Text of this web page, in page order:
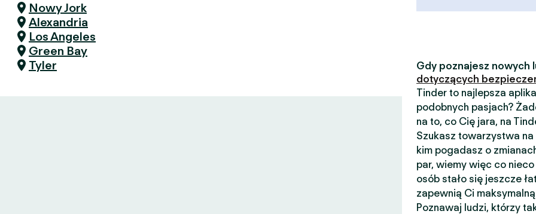
Nowy Jork
Alexandria
Los Angeles
Green Bay
Tyler
Gdy poznajesz nowych
dotyczących
Tinder to najlepsza
podobnych pasjach?
na to, co Cię jara, na
Szukasz towarzystwa
kim pogadasz o
par, wiemy więc co
osób stało się jeszcze
zapewnią Ci
Poznawaj ludzi, którzy